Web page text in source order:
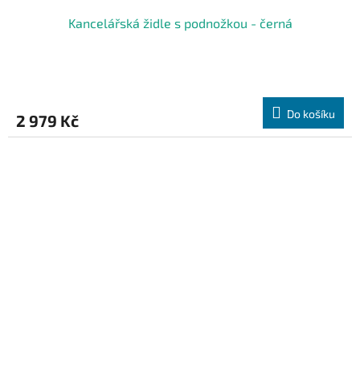
Kancelářská židle s podnožkou - černá
2 979 Kč Do košíku